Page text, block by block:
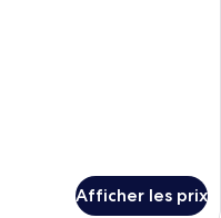
Afficher les prix